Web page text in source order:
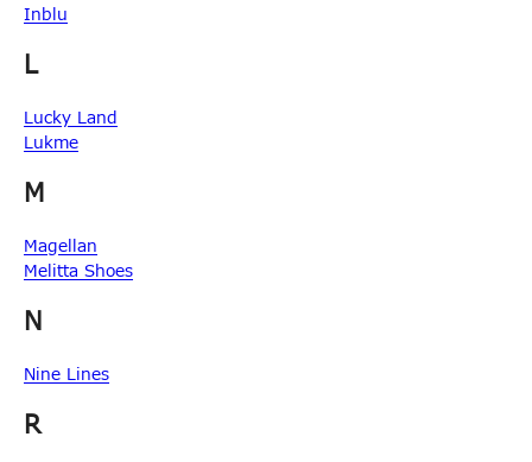
Inblu
L
Lucky Land
Lukme
M
Magellan
Melitta Shoes
N
Nine Lines
R